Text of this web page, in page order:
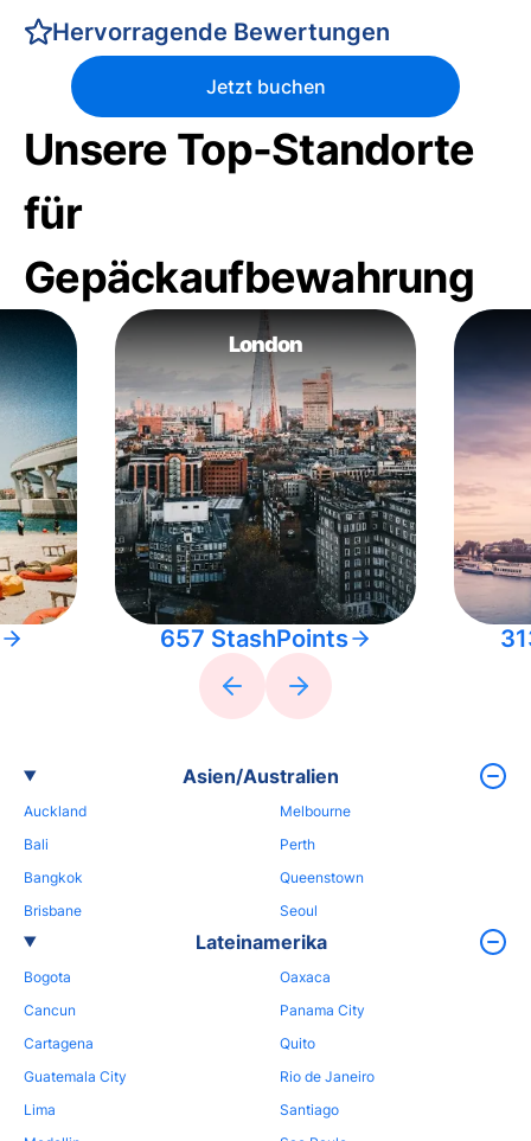
Hervorragende Bewertungen
Jetzt buchen
Unsere Top-Standorte
für
Gepäckaufbewahrung
London
657 StashPoints
Asien/Australien
Auckland
Bali
Bangkok
Brisbane
Melbourne
Perth
Queenstown
Seoul
Lateinamerika
Bogota
Cancun
Cartagena
Guatemala City
Lima
Oaxaca
Panama City
Quito
Rio de Janeiro
Santiago